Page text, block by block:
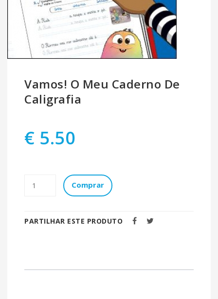
Vamos! O Meu Caderno De
Caligrafia
€ 5.50
Comprar
PARTILHAR ESTE PRODUTO